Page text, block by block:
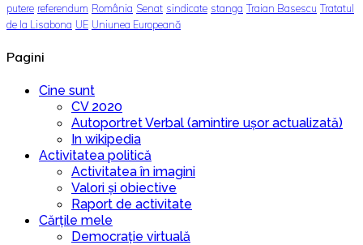
putere referendum România Senat sindicate stanga Traian Basescu Tratatul
de la Lisabona UE Uniunea Europeană
Pagini
Cine sunt
CV 2020
Autoportret Verbal (amintire ușor actualizată)
In wikipedia
Activitatea politică
Activitatea în imagini
Valori și obiective
Raport de activitate
Cărțile mele
Democrație virtuală